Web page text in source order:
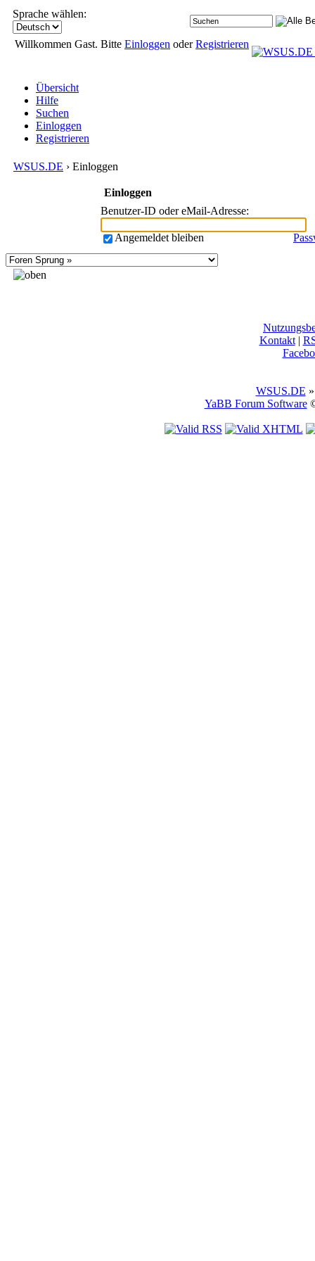
Sprache wählen:
Willkommen Gast. Bitte Einloggen oderRegistrieren
Übersicht
Hilfe
Suchen
Einloggen
Registrieren
WSUS.DE › Einloggen
Einloggen
Benutzer-ID oder eMail-Adresse:
Angemeldet bleiben
Kontakt|
WSUS.DE
YaBB Forum Software©